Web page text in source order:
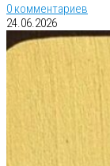
0 комментариев
24.06.2026